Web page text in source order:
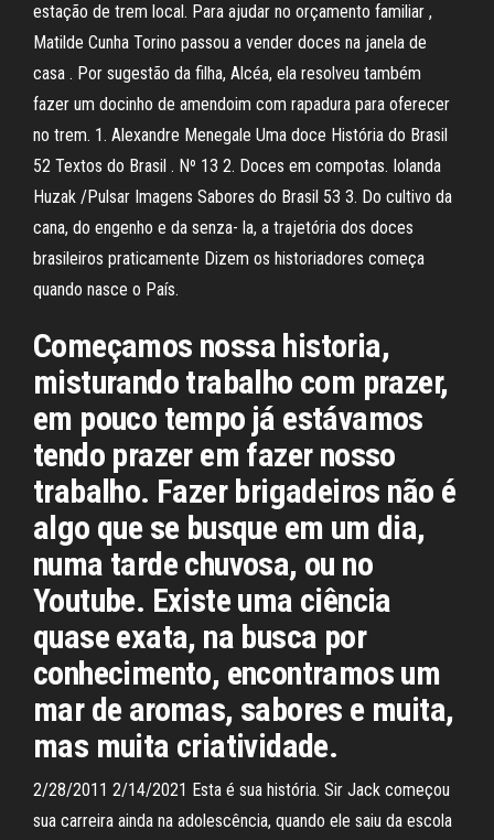
estação de trem local. Para ajudar no orçamento familiar ,
Matilde Cunha Torino passou a vender doces na janela de
casa . Por sugestão da filha, Alcéa, ela resolveu também
fazer um docinho de amendoim com rapadura para oferecer
no trem. 1. Alexandre Menegale Uma doce História do Brasil
52 Textos do Brasil . Nº 13 2. Doces em compotas. Iolanda
Huzak /Pulsar Imagens Sabores do Brasil 53 3. Do cultivo da
cana, do engenho e da senza- la, a trajetória dos doces
brasileiros praticamente Dizem os historiadores começa
quando nasce o País.
Começamos nossa historia,
misturando trabalho com prazer,
em pouco tempo já estávamos
tendo prazer em fazer nosso
trabalho. Fazer brigadeiros não é
algo que se busque em um dia,
numa tarde chuvosa, ou no
Youtube. Existe uma ciência
quase exata, na busca por
conhecimento, encontramos um
mar de aromas, sabores e muita,
mas muita criatividade.
2/28/2011 2/14/2021 Esta é sua história. Sir Jack começou
sua carreira ainda na adolescência, quando ele saiu da escola